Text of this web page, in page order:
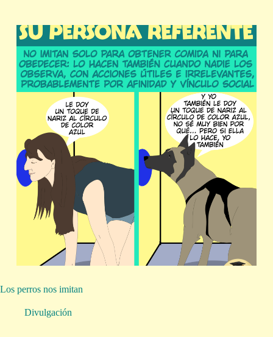
Los perros nos imitan
Divulgación